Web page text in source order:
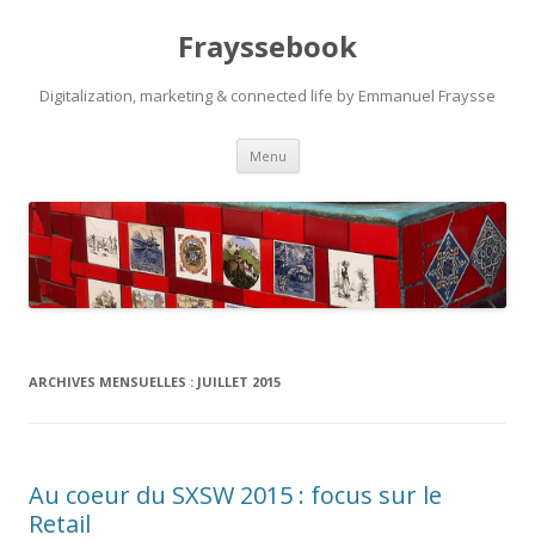
Frayssebook
Digitalization, marketing & connected life by Emmanuel Fraysse
Menu Aller au contenu principal
ARCHIVES MENSUELLES : JUILLET 2015
Au coeur du SXSW 2015 : focus sur le
Retail